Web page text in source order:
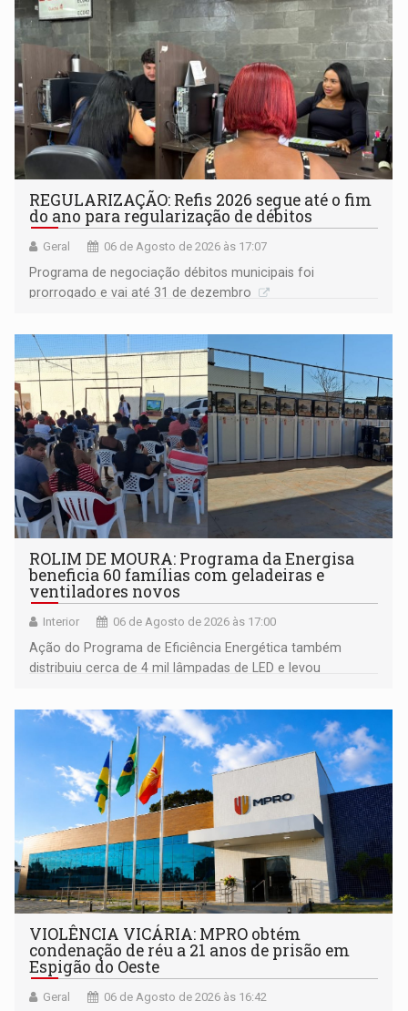
REGULARIZAÇÃO: Refis 2026 segue até o fim
do ano para regularização de débitos
Geral 06 de Agosto de 2026 às 17:07
Programa de negociação débitos municipais foi
prorrogado e vai até 31 de dezembro
ROLIM DE MOURA: Programa da Energisa
beneficia 60 famílias com geladeiras e
ventiladores novos
Interior 06 de Agosto de 2026 às 17:00
Ação do Programa de Eficiência Energética também
distribuiu cerca de 4 mil lâmpadas de LED e levou
comunidade
VIOLÊNCIA VICÁRIA: MPRO obtém
condenação de réu a 21 anos de prisão em
Espigão do Oeste
Geral 06 de Agosto de 2026 às 16:42